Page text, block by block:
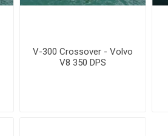
V-300 Crossover - Volvo
V8 350 DPS